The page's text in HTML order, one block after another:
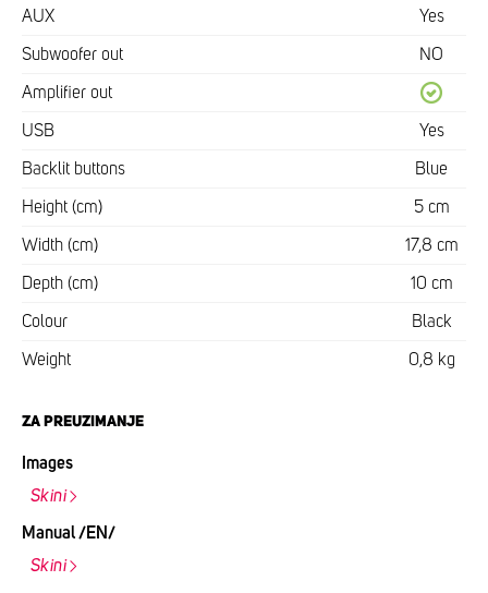
AUX Yes
Subwoofer out NO
Amplifier out
USB Yes
Backlit buttons Blue
Height (cm) 5 cm
Width (cm) 17,8 cm
Depth (cm) 10 cm
Colour Black
Weight 0,8 kg
ZA PREUZIMANJE
Images
Skini
Manual /EN/
Skini